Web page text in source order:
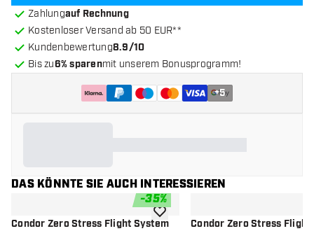
Zahlungauf Rechnung
Kostenloser Versand ab 50 EUR**
Kundenbewertung8.9/10
Bis zu6% sparenmit unserem Bonusprogramm!
+5
DAS KÖNNTE SIE AUCH INTERESSIEREN
-35%
Condor Zero Stress Flight SystemZur Wunschliste hinzufügen
Condor Zero Stress Flight